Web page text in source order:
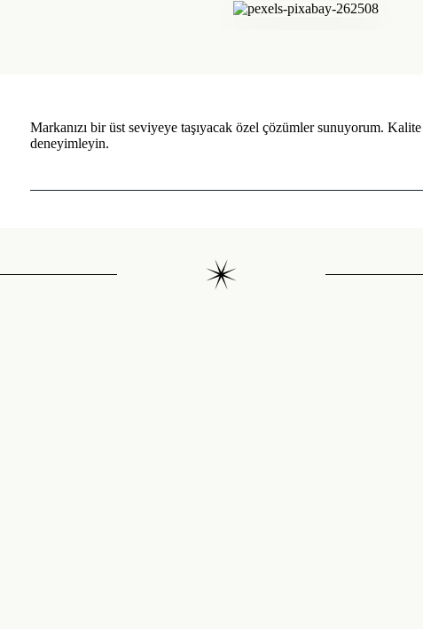
Markanızı bir üst seviyeye taşıyacak özel çözümler sunuyorum.
deneyimleyin.